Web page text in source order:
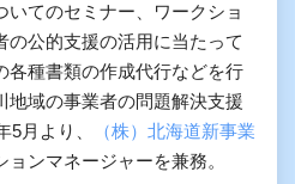
いてのセミナー、ワークショ
の公的支援の活用に当たって
各種書類の作成代行などを行
地域の事業者の問題解決支援
5月より、
（株）北海道新事業
ョンマネージャーを兼務。